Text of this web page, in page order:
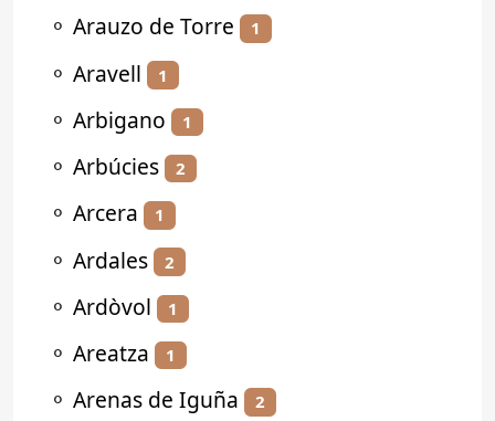
⚬ Arauzo de Torre 1
⚬ Aravell 1
⚬ Arbigano 1
⚬ Arbúcies 2
⚬ Arcera 1
⚬ Ardales 2
⚬ Ardòvol 1
⚬ Areatza 1
⚬ Arenas de Iguña 2